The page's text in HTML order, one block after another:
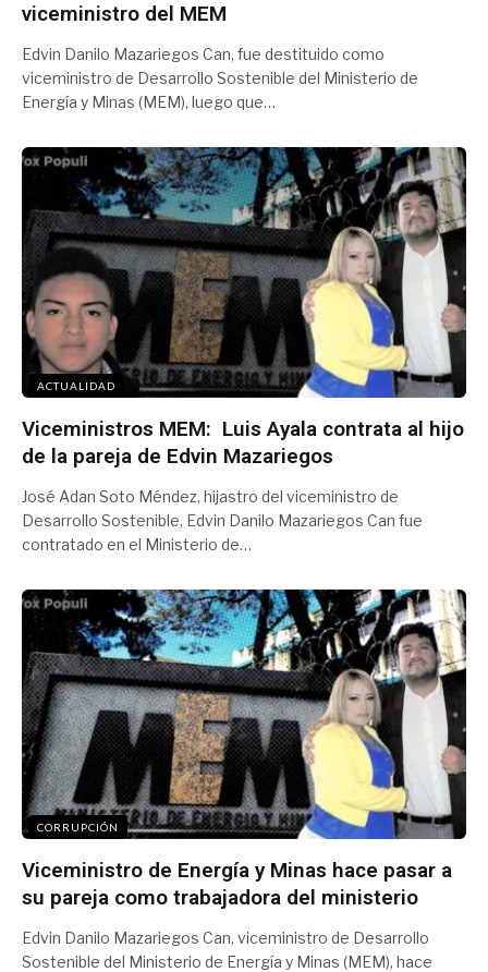
viceministro del MEM
Edvin Danilo Mazariegos Can, fue destituido como
viceministro de Desarrollo Sostenible del Ministerio de
Energía y Minas (MEM), luego que…
ACTUALIDAD
Viceministros MEM: Luis Ayala contrata al hijo
de la pareja de Edvin Mazariegos
José Adan Soto Méndez, hijastro del viceministro de
Desarrollo Sostenible, Edvin Danilo Mazariegos Can fue
contratado en el Ministerio de…
CORRUPCIÓN
Viceministro de Energía y Minas hace pasar a
su pareja como trabajadora del ministerio
Edvin Danilo Mazariegos Can, viceministro de Desarrollo
Sostenible del Ministerio de Energía y Minas (MEM), hace